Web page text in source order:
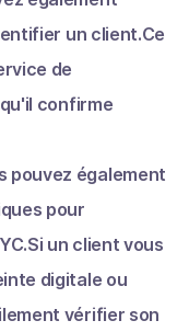
un client.Ce
de
confirme
pouvez également
pour
un client vous
digitale ou
vérifier son